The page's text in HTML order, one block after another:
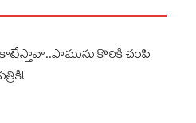
కొరికి చంపి